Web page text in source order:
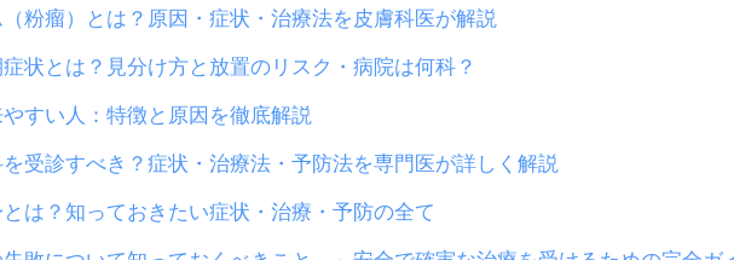
粉瘤）とは？原因・症状・治療法を皮膚科医が解説
状とは？見分け方と放置のリスク・病院は何科？
すい人：特徴と原因を徹底解説
受診すべき？症状・治療法・予防法を専門医が詳しく解説
は？知っておきたい症状・治療・予防の全て